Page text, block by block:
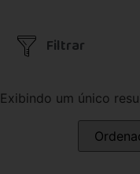
Filtrar
Exibindo um único